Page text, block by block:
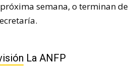
semana, o terminan de
La ANFP